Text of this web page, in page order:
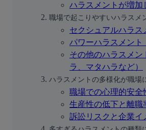
ハラスメントが増加
職場で起こりやすいハラスメ
セクシュアルハラス
パワーハラスメント
その他のハラスメン
ラ、マタハラなど）
ハラスメントの多様化が職場
職場での心理的安全
生産性の低下と離職
訴訟リスクと企業イ